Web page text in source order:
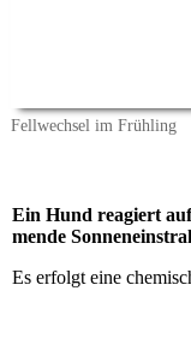
Fellwechsel im Frühling
Ein Hund reagiert
mende
Es erfolgt eine